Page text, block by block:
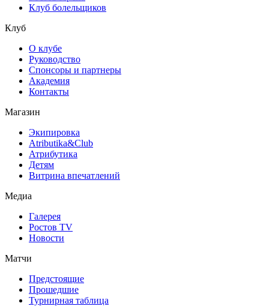
Клуб болельщиков
Клуб
О клубе
Руководство
Спонсоры и партнеры
Академия
Контакты
Магазин
Экипировка
Atributika&Club
Атрибутика
Детям
Витрина впечатлений
Медиа
Галерея
Ростов TV
Новости
Матчи
Предстоящие
Прошедшие
Турнирная таблица